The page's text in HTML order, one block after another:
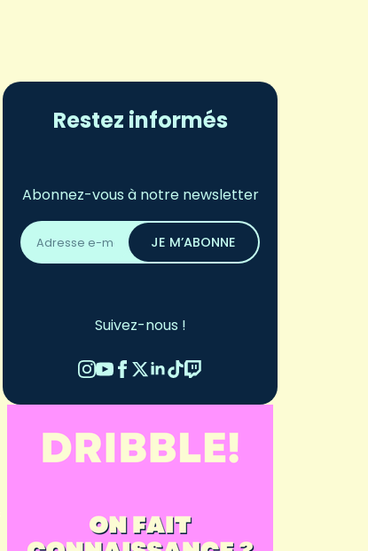
Restez informés
Abonnez-vous à notre newsletter
Adresse
email
*
JE M’ABONNE
Suivez-nous !